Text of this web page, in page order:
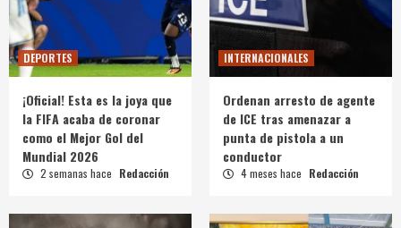
DEPORTES
¡Oficial! Esta es la joya que
la FIFA acaba de coronar
como el Mejor Gol del
Mundial 2026
2 semanas hace Redacción
INTERNACIONALES
Ordenan arresto de agente
de ICE tras amenazar a
punta de pistola a un
conductor
4 meses hace Redacción